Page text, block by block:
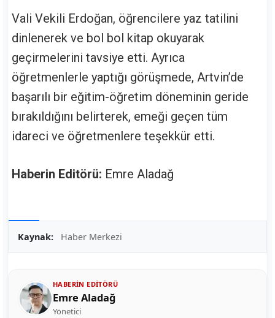
Vali Vekili Erdoğan, öğrencilere yaz tatilini
dinlenerek ve bol bol kitap okuyarak
geçirmelerini tavsiye etti. Ayrıca
öğretmenlerle yaptığı görüşmede, Artvin’de
başarılı bir eğitim-öğretim döneminin geride
bırakıldığını belirterek, emeği geçen tüm
idareci ve öğretmenlere teşekkür etti.
Haberin Editörü: Emre Aladağ
Kaynak: Haber Merkezi
HABERIN EDITÖRÜ
Emre Aladağ
Yönetici